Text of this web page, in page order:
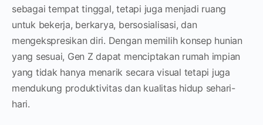
sebagai tempat tinggal, tetapi juga menjadi ruang
untuk bekerja, berkarya, bersosialisasi, dan
mengekspresikan diri. Dengan memilih konsep hunian
yang sesuai, Gen Z dapat menciptakan rumah impian
yang tidak hanya menarik secara visual tetapi juga
mendukung produktivitas dan kualitas hidup sehari-
hari.